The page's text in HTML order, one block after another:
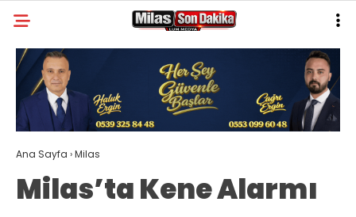
30.4
GALERİ YAZARLAR
MILAS
MUĞLA’DAN
ASAYIŞ
Ana Sayfa ›Milas
Milas’ta Kene Alarmı